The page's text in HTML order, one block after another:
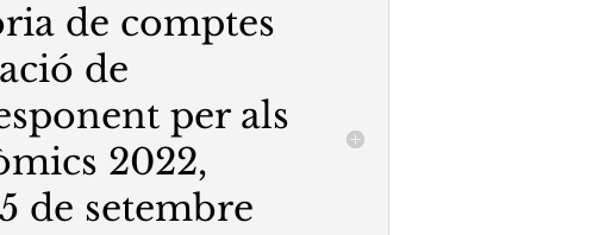
de comptes
de
per als
2022,
de setembre